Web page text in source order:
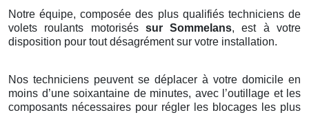
Notre équipe, composée des plus qualifiés techniciens de
volets roulants motorisés sur Sommelans, est à votre
disposition pour tout désagrément sur votre installation.
Nos techniciens peuvent se déplacer à votre domicile en
moins d’une soixantaine de minutes, avec l’outillage et les
composants nécessaires pour régler les blocages les plus